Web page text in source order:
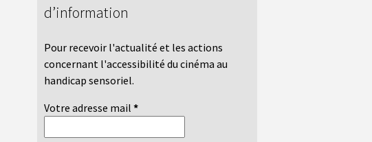
d’information
Pour recevoir l'actualité et les actions
concernant l'accessibilité du cinéma au
handicap sensoriel.
Votre adresse mail *